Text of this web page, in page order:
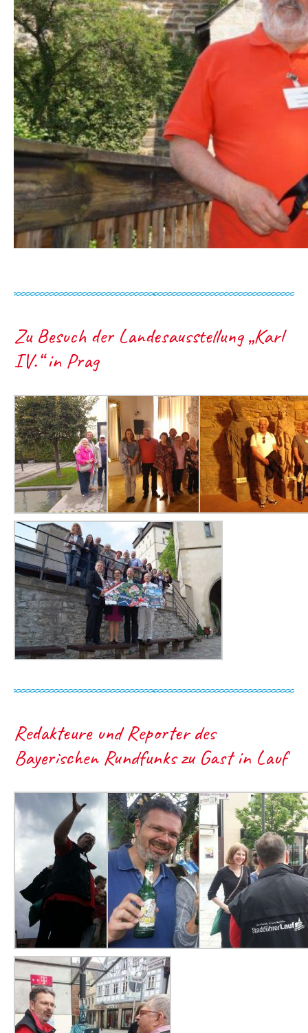
Zu Besuch der Landesausstellung „Karl
IV.“ in Prag
Redakteure und Reporter des
Bayerischen Rundfunks zu Gast in Lauf